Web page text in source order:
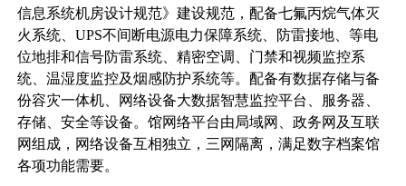
信息系统机房设计规范》建设规范，配备七氟丙烷气体灭
火系统、UPS不间断电源电力保障系统、防雷接地、等电
位地排和信号防雷系统、精密空调、门禁和视频监控系
统、温湿度监控及烟感防护系统等。配备有数据存储与备
份容灾一体机、网络设备大数据智慧监控平台、服务器、
存储、安全等设备。馆网络平台由局域网、政务网及互联
网组成，网络设备互相独立，三网隔离，满足数字档案馆
各项功能需要。